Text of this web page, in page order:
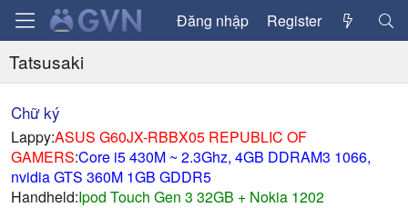
Đăng nhập Register
Tatsusaki
Chữ ký
Lappy:ASUS G60JX-RBBX05 REPUBLIC OF
GAMERS:Core i5 430M ~ 2.3Ghz, 4GB DDRAM3 1066,
nvidia GTS 360M 1GB GDDR5
Handheld:Ipod Touch Gen 3 32GB + Nokia 1202